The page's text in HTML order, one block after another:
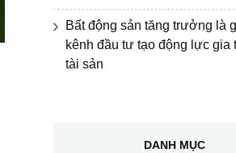
Bất động sản tăng trưởng là
kênh đầu tư tạo động lực gia
tài sản
DANH MỤC